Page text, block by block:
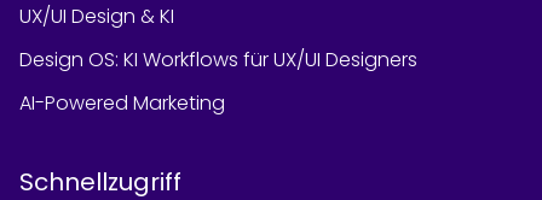
UX/UI Design & KI
Design OS: KI Workflows für UX/UI Designers
AI-Powered Marketing
Schnellzugriff